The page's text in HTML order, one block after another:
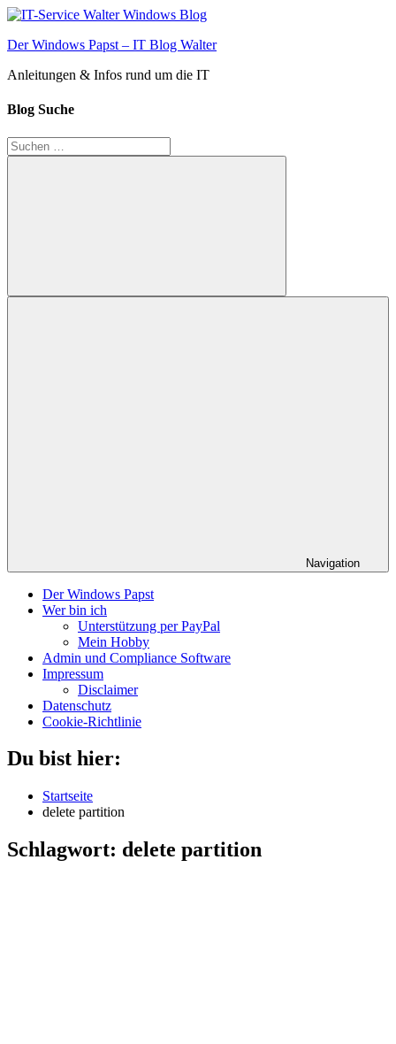
Zum
springen
Der Windows Papst – IT Blog Walter
Anleitungen & Infos rund um die IT
Blog Suche
Suchen
nach:
Suchen
Navigation
Der Windows Papst
Wer bin ich
Unterstützung per PayPal
Mein Hobby
Admin und Compliance Software
Impressum
Disclaimer
Datenschutz
Cookie-Richtlinie
Du bist hier:
Startseite
delete partition
Schlagwort: delete partition